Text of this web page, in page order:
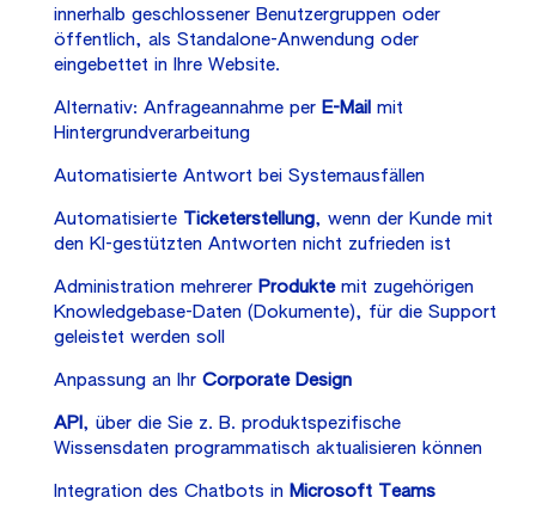
innerhalb geschlossener Benutzergruppen oder
öffentlich, als Standalone-Anwendung oder
eingebettet in Ihre Website.
Alternativ: Anfrageannahme per E-Mail mit
Hintergrundverarbeitung
Automatisierte Antwort bei Systemausfällen
Automatisierte Ticketerstellung, wenn der Kunde mit
den KI-gestützten Antworten nicht zufrieden ist
Administration mehrerer Produktemit zugehörigen
Knowledgebase-Daten (Dokumente), für die Support
geleistet werden soll
Anpassung an Ihr Corporate Design
API , über die Sie z. B. produktspezifische
Wissensdaten programmatisch aktualisieren können
Integration des Chatbots in Microsoft Teams